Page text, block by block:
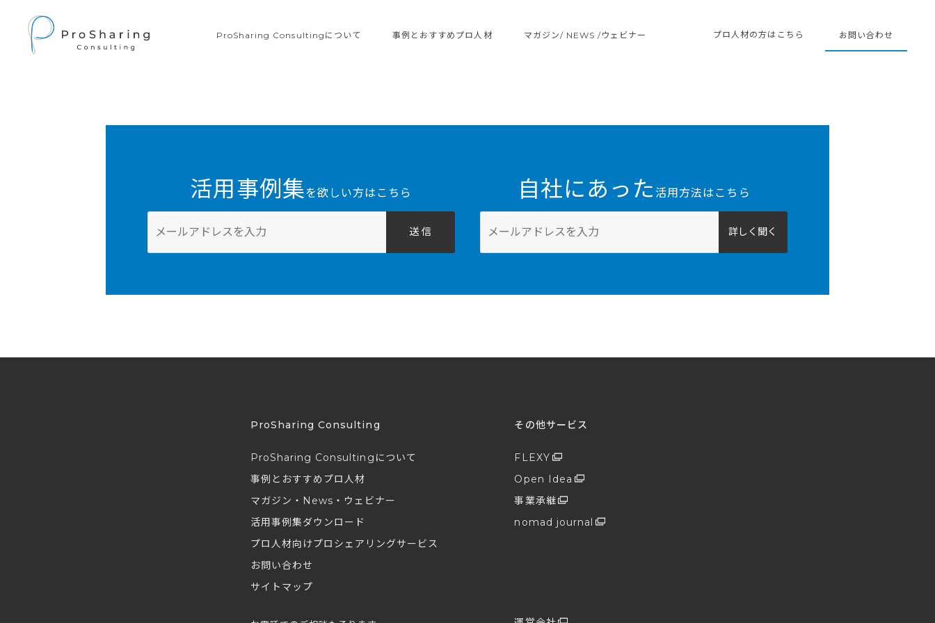
ProSharing Consultingについて 事例とおすすめプロ人材 マガジン/ NEWS /ウェビナー プロ人材の方はこちら お問い合わせ
活用事例集を欲しい方はこちら
送 信
自社にあった 活用方法はこちら
詳しく聞く
ProSharing Consulting
ProSharing Consultingについて
事例とおすすめプロ人材
マガジン・News・ウェビナー
活用事例集ダウンロード
プロ人材向けプロシェアリングサービス
お問い合わせ
サイトマップ
その他サービス
FLEXY
Open Idea
事業承継
nomad journal